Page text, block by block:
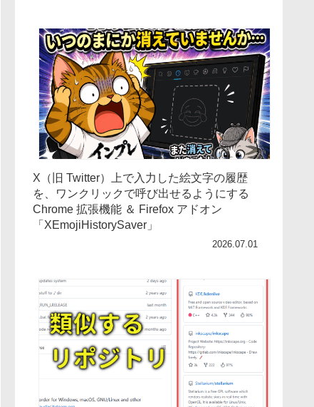
X（旧 Twitter）上で入力した絵文字の履歴
を、ワンクリックで呼び出せるようにする
Chrome 拡張機能 ＆ Firefox アドオン
「XEmojiHistorySaver」
2026.07.01